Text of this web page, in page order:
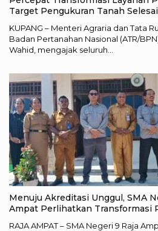
Target Pengukuran Tanah
KUPANG – Menteri Agraria dan Tata
Badan Pertanahan Nasional (ATR/
Wahid, mengajak seluruh…
Menuju Akreditasi Unggul, SMA Negeri
Ampat Perlihatkan Transformasi
RAJA AMPAT – SMA Negeri 9 Raja